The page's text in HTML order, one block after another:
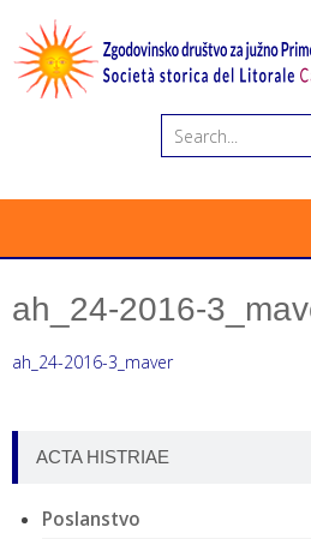
ah_24-2016-
ah_24-2016-3_maver
ACTA HISTRIAE
Poslanstvo